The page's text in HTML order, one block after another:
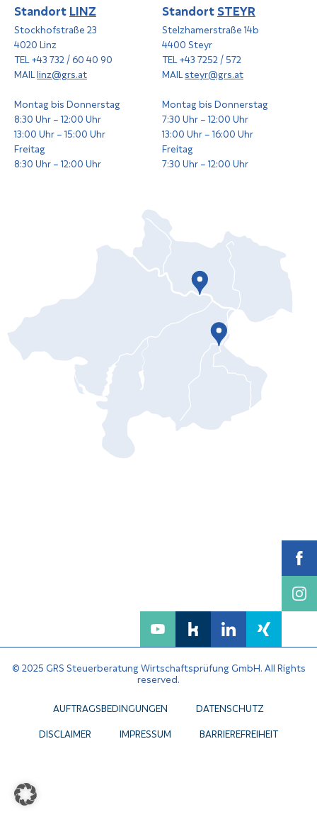
StandortLINZ
Stockhofstraße 23
4020 Linz
TEL +43 732 / 60 40 90
MAILlinz@grs.at
Montag bis Donnerstag
8:30 Uhr – 12:00 Uhr
13:00 Uhr – 15:00 Uhr
Freitag
8:30 Uhr – 12:00 Uhr
StandortSTEYR
Stelzhamerstraße 14b
4400 Steyr
TEL +43 7252 / 572
MAILsteyr@grs.at
Montag bis Donnerstag
7:30 Uhr – 12:00 Uhr
13:00 Uhr – 16:00 Uhr
Freitag
7:30 Uhr – 12:00 Uhr
© 2025 GRS Steuerberatung Wirtschaftsprüfung GmbH. All Rights
reserved.
AUFTRAGSBEDINGUNGEN
DATENSCHUTZ
DISCLAIMER
IMPRESSUM BARRIEREFREIHEIT